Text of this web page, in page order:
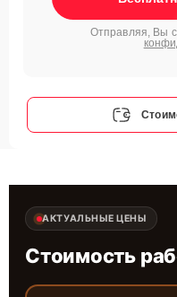
Отправляя, Вы
АКТУАЛЬНЫЕ ЦЕНЫ
Стоимость